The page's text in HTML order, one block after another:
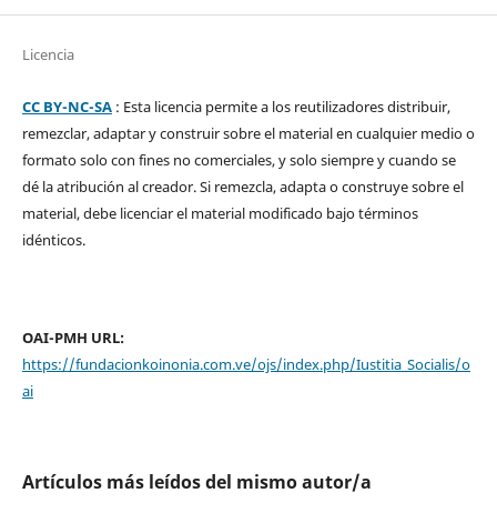
Licencia
CC BY-NC-SA: Esta licencia permite a los reutilizadores distribuir,
remezclar, adaptar y construir sobre el material en cualquier medio o
formato solo con fines no comerciales, y solo siempre y cuando se
dé la atribución al creador. Si remezcla, adapta o construye sobre el
material, debe licenciar el material modificado bajo términos
idénticos.
OAI-PMH URL:
https://fundacionkoinonia.com.ve/ojs/index.php/Iustitia_Socialis/o
ai
Artículos más leídos del mismo autor/a